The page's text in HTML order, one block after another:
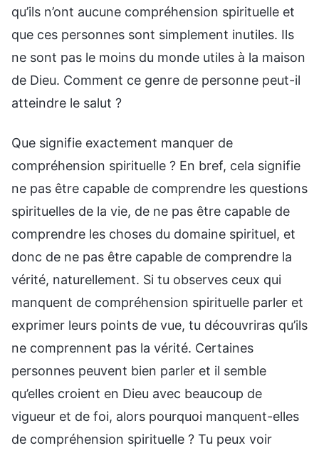
qu’ils n’ont aucune compréhension spirituelle et
que ces personnes sont simplement inutiles. Ils
ne sont pas le moins du monde utiles à la maison
de Dieu. Comment ce genre de personne peut-il
atteindre le salut ?
Que signifie exactement manquer de
compréhension spirituelle ? En bref, cela signifie
ne pas être capable de comprendre les questions
spirituelles de la vie, de ne pas être capable de
comprendre les choses du domaine spirituel, et
donc de ne pas être capable de comprendre la
vérité, naturellement. Si tu observes ceux qui
manquent de compréhension spirituelle parler et
exprimer leurs points de vue, tu découvriras qu’ils
ne comprennent pas la vérité. Certaines
personnes peuvent bien parler et il semble
qu’elles croient en Dieu avec beaucoup de
vigueur et de foi, alors pourquoi manquent-elles
de compréhension spirituelle ? Tu peux voir